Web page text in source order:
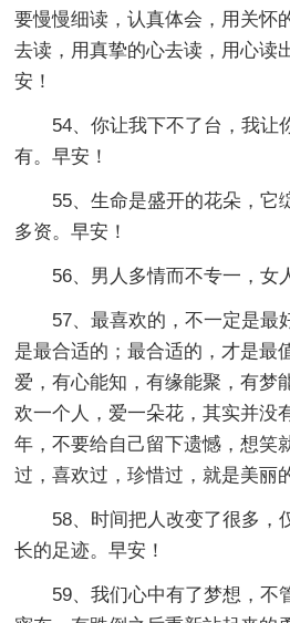
要慢慢细读，认真体会，用关怀
去读，用真挚的心去读，用心读
安！
54、你让我下不了台，我让
有。早安！
55、生命是盛开的花朵，它
多资。早安！
56、男人多情而不专一，女
57、最喜欢的，不一定是最
是最合适的；最合适的，才是最
爱，有心能知，有缘能聚，有梦
欢一个人，爱一朵花，其实并没
年，不要给自己留下遗憾，想笑
过，喜欢过，珍惜过，就是美丽
58、时间把人改变了很多，
长的足迹。早安！
59、我们心中有了梦想，不